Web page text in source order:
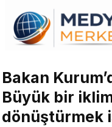
Bakan
Büyük bir
dönüştürmek